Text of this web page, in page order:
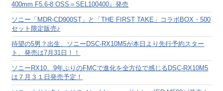
400mm F5.6-8 OSS＝SEL100400』発売
ソニー「MDR-CD900ST」と「THE FIRST TAKE」コラボBOX・500
セット限定販売♪
待望の5男？出生、ソニーDSC-RX10M5が本日より先行予約スター
ト、発売は7月31日！！
ソニーRX10、9年ぶりのFMCで進化を全方位で感じるDSC-RX10M5
は７月３１日発売予定！